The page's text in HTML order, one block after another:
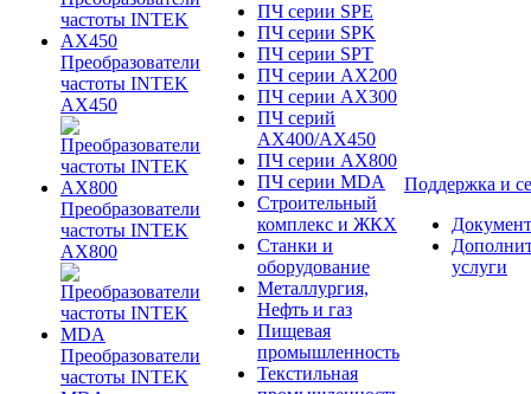
Преобразователи
частоты INTEK
AX450
Преобразователи
частоты INTEK
AX800
Преобразователи
частоты INTEK
ПЧ серии SPE
ПЧ серии SPK
ПЧ серии SPT
ПЧ серии AX200
ПЧ серии AX300
ПЧ серий
AX400/AX450
ПЧ серии AX800
ПЧ серии MDA
Строительный
комплекс и ЖКХ
Станки и
оборудование
Металлургия,
Нефть и газ
Пищевая
промышленность
Текстильная
Поддержка и
услуги